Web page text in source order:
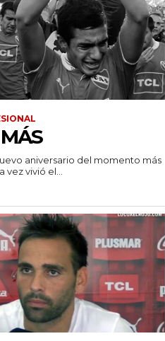
aniversario del momento más
vivió el...